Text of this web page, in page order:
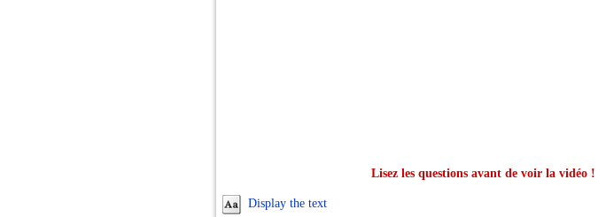
Lisez les questions avant de voir la vidéo !
Display the text